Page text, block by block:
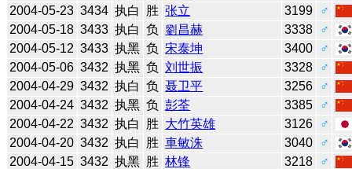
2004-05-23 3434 执白 胜 张立 3199
♂
2004-05-18 3433 执白 负 劉昌赫 3338
♂
2004-05-12 3433 执黑 负 宋泰坤 3400
♂
2004-05-06 3432 执黑 负 刘世振 3328
♂
2004-04-29 3432 执白 负 聂卫平 3256
♂
2004-04-24 3432 执黑 负 彭荃 3385
♂
2004-04-22 3432 执白 胜 大竹英雄 3126
♂
2004-04-20 3432 执白 胜 車敏洙 3040
♂
2004-04-15 3432 执黑 胜 林锋 3218
♂